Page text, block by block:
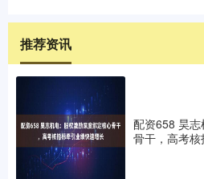
推荐资讯
配资658 昊
骨干，高考